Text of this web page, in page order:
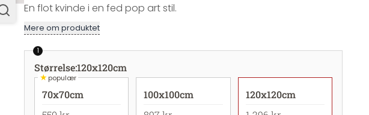
En flot kvinde i en fed pop art stil.
Mere om produktet
1
Størrelse:120x120cm
★populær
70x70cm
100x100cm
120x120cm